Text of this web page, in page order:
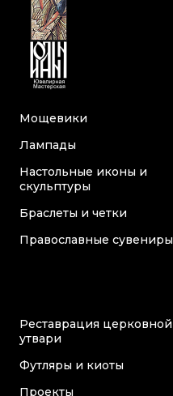
Мощевики
Лампады
Настольные иконы и
скульптуры
Браслеты и четки
Православные сувениры
Реставрация церковной
утвари
Футляры и киоты
Проекты